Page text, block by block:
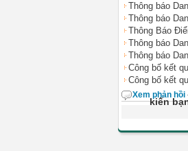
Thông báo
Thông báo
Thông Báo
Thông báo
Thông báo
Công bố kết
Công bố kết
kiến
Xem phản hồi